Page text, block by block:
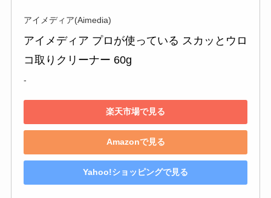
アイメディア(Aimedia)
アイメディア プロが使っている スカッとウロ
コ取りクリーナー 60g
-
楽天市場で見る
Amazonで見る
Yahoo!ショッピングで見る